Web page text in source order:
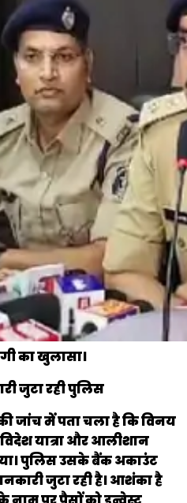
का खुलासा।
जुटा रही पुलिस
जांच में पता चला है कि विनय
यात्रा और आलीशान
पुलिस उसके बैंक अकाउंट
जुटा रही है। आशंका है